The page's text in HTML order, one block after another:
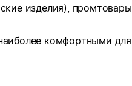
изделия), промтовары
комфортными для